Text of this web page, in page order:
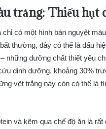
trắng: Thiếu hụt
có một hình bán nguyệt
thường, đây có thể là dấu
những dưỡng chất thiết yếu
dinh dưỡng, khoảng 30%
vệt trắng này còn có thể là
và kẽm qua chế độ ăn là